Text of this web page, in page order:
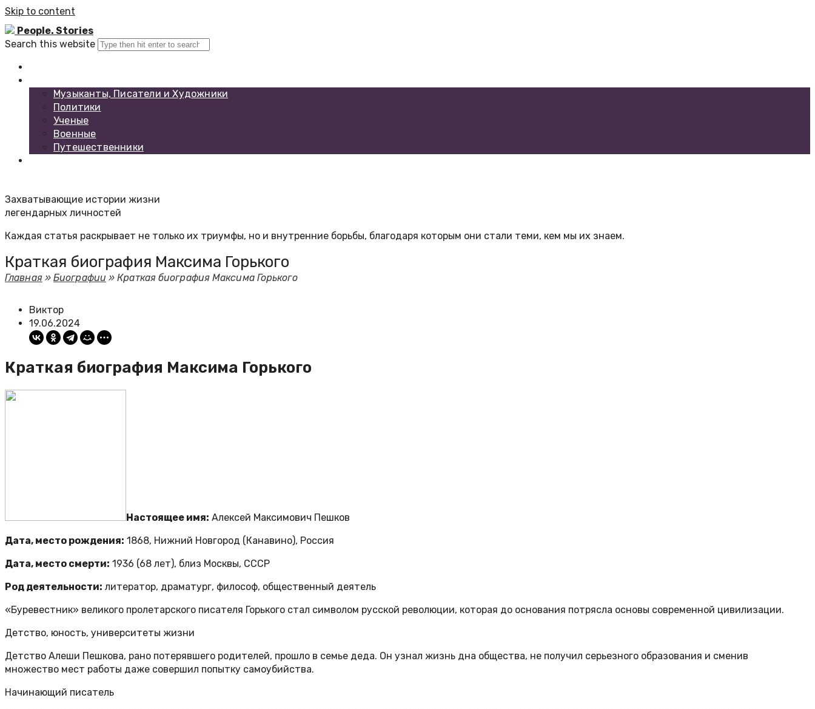
Skip to content
People. Stories
Search this website
Музыканты, Писатели и Художники
Политики
Ученые
Военные
Путешественники
Захватывающие истории жизни
легендарных личностей
Каждая статья раскрывает не только их триумфы, но и внутренние борьбы, благодаря которым они стали теми, кем мы их знаем.
Краткая биография Максима Горького
Главная»Биографии »Краткая биография Максима Горького
Виктор
19.06.2024
Краткая биография Максима Горького
Настоящее имя: Алексей Максимович Пешков
Дата, место рождения: 1868, Нижний Новгород (Канавино), Россия
Дата, место смерти: 1936 (68 лет), близ Москвы, СССР
Род деятельности: литератор, драматург, философ, общественный деятель
«Буревестник» великого пролетарского писателя Горького стал символом русской революции, которая до основания потрясла основы современной цивилизации.
Детство, юность, университеты жизни
Детство Алеши Пешкова, рано потерявшего родителей, прошло в семье деда. Он узнал жизнь дна общества, не получил серьезного образования и сменив
множество мест работы даже совершил попытку самоубийства.
Начинающий писатель